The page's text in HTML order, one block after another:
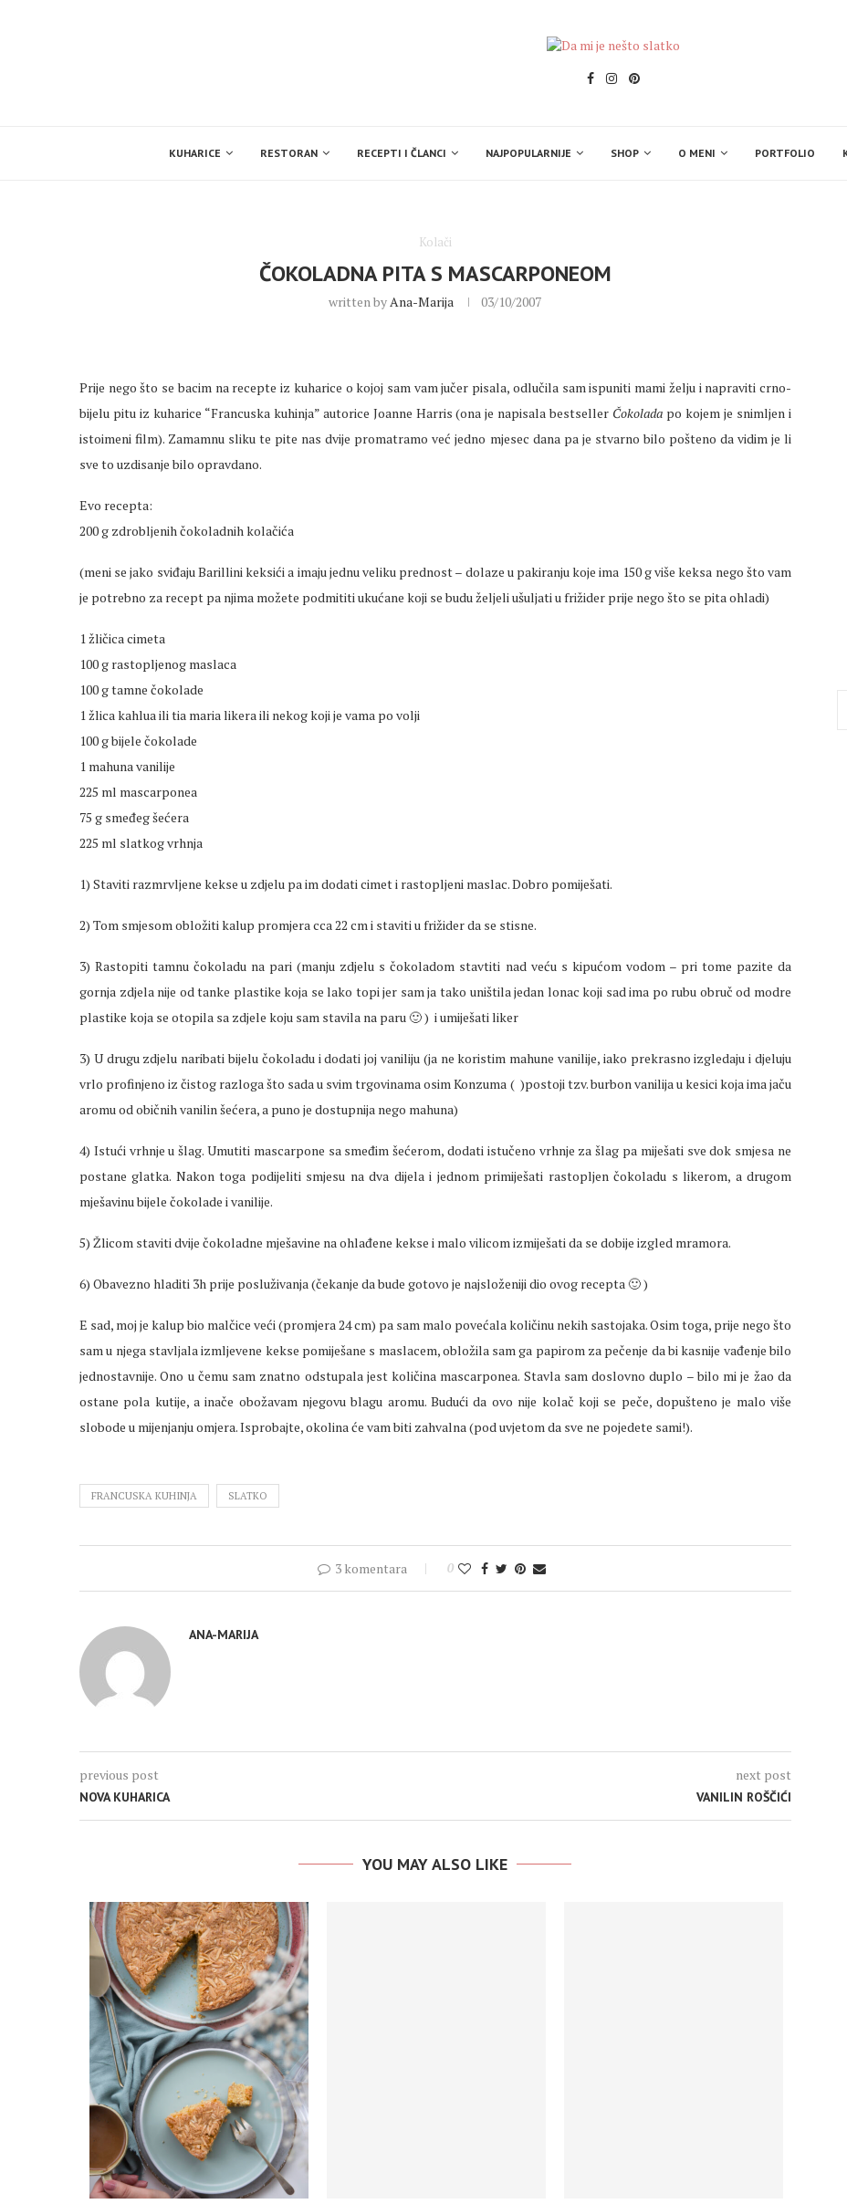
KUHARICE RESTORAN RECEPTI I ČLANCI NAJPOPULARNIJE SHOP O MENI PORTFOLIO
Kolači
ČOKOLADNA PITA S MASCARPONEOM
written byAna-Marija 03/10/2007
Prije nego što se bacim na recepte iz kuharice o kojoj sam vam jučer pisala, odlučila sam ispuniti mami želju i napraviti crno-
bijelu pitu iz kuharice “Francuska kuhinja” autorice Joanne Harris (ona je napisala bestseller Čokolada po kojem je snimljen i
istoimeni film). Zamamnu sliku te pite nas dvije promatramo već jedno mjesec dana pa je stvarno bilo pošteno da vidim je li
sve to uzdisanje bilo opravdano.
Evo recepta:
200 g zdrobljenih čokoladnih kolačića
(meni se jako sviđaju Barillini keksići a imaju jednu veliku prednost – dolaze u pakiranju koje ima 150 g više keksa nego što vam
je potrebno za recept pa njima možete podmititi ukućane koji se budu željeli ušuljati u frižider prije nego što se pita ohladi)
1 žličica cimeta
100 g rastopljenog maslaca
100 g tamne čokolade
1 žlica kahlua ili tia maria likera ili nekog koji je vama po volji
100 g bijele čokolade
1 mahuna vanilije
225 ml mascarponea
75 g smeđeg šećera
225 ml slatkog vrhnja
1) Staviti razmrvljene kekse u zdjelu pa im dodati cimet i rastopljeni maslac. Dobro pomiješati.
2) Tom smjesom obložiti kalup promjera cca 22 cm i staviti u frižider da se stisne.
3) Rastopiti tamnu čokoladu na pari (manju zdjelu s čokoladom stavtiti nad veću s kipućom vodom – pri tome pazite da
gornja zdjela nije od tanke plastike koja se lako topi jer sam ja tako uništila jedan lonac koji sad ima po rubu obruč od modre
plastike koja se otopila sa zdjele koju sam stavila na paru 🙂 ) i umiješati liker
3) U drugu zdjelu naribati bijelu čokoladu i dodati joj vaniliju (ja ne koristim mahune vanilije, iako prekrasno izgledaju i djeluju
vrlo profinjeno iz čistog razloga što sada u svim trgovinama osim Konzuma ( )postoji tzv. burbon vanilija u kesici koja ima jaču
aromu od običnih vanilin šećera, a puno je dostupnija nego mahuna)
4) Istući vrhnje u šlag. Umutiti mascarpone sa smeđim šećerom, dodati istučeno vrhnje za šlag pa miješati sve dok smjesa ne
postane glatka. Nakon toga podijeliti smjesu na dva dijela i jednom primiješati rastopljen čokoladu s likerom, a drugom
mješavinu bijele čokolade i vanilije.
5) Žlicom staviti dvije čokoladne mješavine na ohlađene kekse i malo vilicom izmiješati da se dobije izgled mramora.
6) Obavezno hladiti 3h prije posluživanja (čekanje da bude gotovo je najsloženiji dio ovog recepta 🙂 )
E sad, moj je kalup bio malčice veći (promjera 24 cm) pa sam malo povećala količinu nekih sastojaka. Osim toga, prije nego što
sam u njega stavljala izmljevene kekse pomiješane s maslacem, obložila sam ga papirom za pečenje da bi kasnije vađenje bilo
jednostavnije. Ono u čemu sam znatno odstupala jest količina mascarponea. Stavla sam doslovno duplo – bilo mi je žao da
ostane pola kutije, a inače obožavam njegovu blagu aromu. Budući da ovo nije kolač koji se peče, dopušteno je malo više
slobode u mijenjanju omjera. Isprobajte, okolina će vam biti zahvalna (pod uvjetom da sve ne pojedete sami!).
FRANCUSKA KUHINJA SLATKO
3 komentara 0
ANA-MARIJA
previous post
NOVA KUHARICA
next post
VANILIN ROŠČIĆI
YOU MAY ALSO LIKE